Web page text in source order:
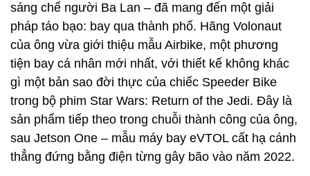
sáng chế người Ba Lan – đã mang đến một giải
pháp táo bạo: bay qua thành phố. Hãng Volonaut
của ông vừa giới thiệu mẫu Airbike, một phương
tiện bay cá nhân mới nhất, với thiết kế không khác
gì một bản sao đời thực của chiếc Speeder Bike
trong bộ phim Star Wars: Return of the Jedi. Đây là
sản phẩm tiếp theo trong chuỗi thành công của ông,
sau Jetson One – mẫu máy bay eVTOL cất hạ cánh
thẳng đứng bằng điện từng gây bão vào năm 2022.